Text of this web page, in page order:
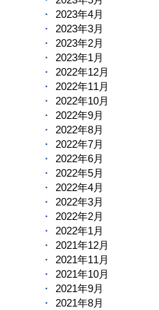
2023年4月
2023年3月
2023年2月
2023年1月
2022年12月
2022年11月
2022年10月
2022年9月
2022年8月
2022年7月
2022年6月
2022年5月
2022年4月
2022年3月
2022年2月
2022年1月
2021年12月
2021年11月
2021年10月
2021年9月
2021年8月